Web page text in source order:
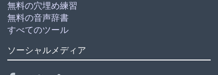
無料の穴埋め練習
無料の音声辞書
すべてのツール
ソーシャルメディア